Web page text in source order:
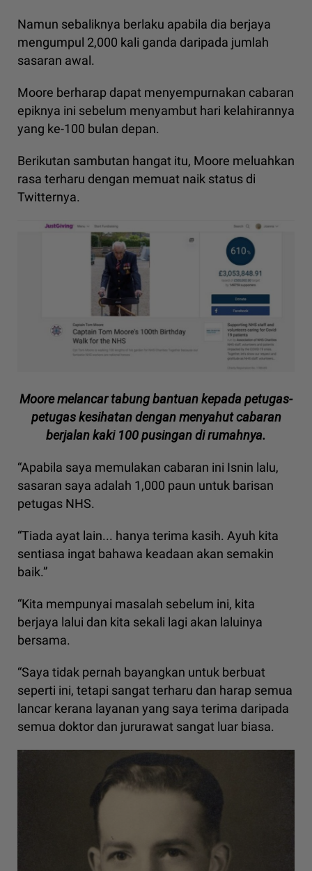
Namun sebaliknya berlaku apabila dia berjaya
mengumpul 2,000 kali ganda daripada jumlah
sasaran awal.
Moore berharap dapat menyempurnakan cabaran
epiknya ini sebelum menyambut hari kelahirannya
yang ke-100 bulan depan.
Berikutan sambutan hangat itu, Moore meluahkan
rasa terharu dengan memuat naik status di
Twitternya.
Moore melancar tabung bantuan kepada petugas-
petugas kesihatan dengan menyahut cabaran
berjalan kaki 100 pusingan di rumahnya.
“Apabila saya memulakan cabaran ini Isnin lalu,
sasaran saya adalah 1,000 paun untuk barisan
petugas NHS.
“Tiada ayat lain... hanya terima kasih. Ayuh kita
sentiasa ingat bahawa keadaan akan semakin
baik.”
“Kita mempunyai masalah sebelum ini, kita
berjaya lalui dan kita sekali lagi akan laluinya
bersama.
“Saya tidak pernah bayangkan untuk berbuat
seperti ini, tetapi sangat terharu dan harap semua
lancar kerana layanan yang saya terima daripada
semua doktor dan jururawat sangat luar biasa.